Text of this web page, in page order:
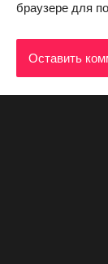
браузере для